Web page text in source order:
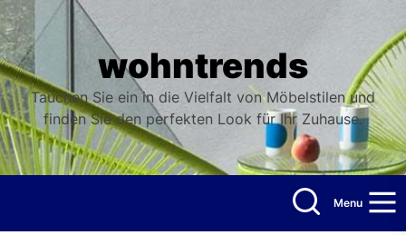
Skip
to
the
content
wohntrends
Tauchen Sie ein in die Vielfalt von Möbelstilen und
finden Sie den perfekten Look für Ihr Zuhause.
Menu